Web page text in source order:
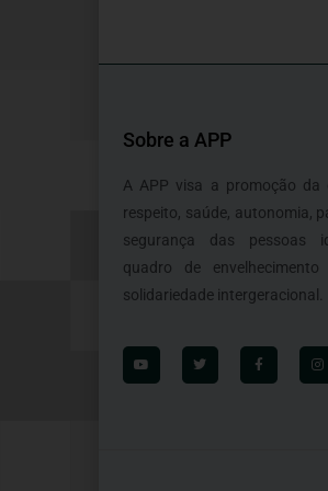
Sobre a APP
A APP visa a promoção da
respeito, saúde, autonomia,
segurança das pessoas
quadro de
solidariedade intergeracional.